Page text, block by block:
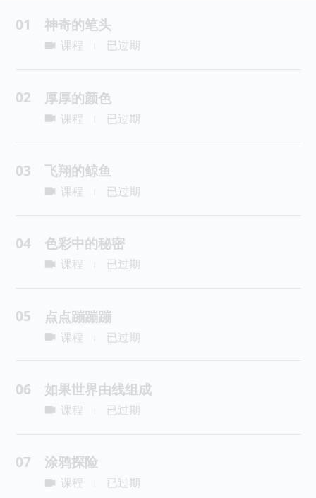
01 神奇的笔头
课程 已过期
02 厚厚的颜色
课程 已过期
03 飞翔的鲸鱼
课程 已过期
04 色彩中的秘密
课程 已过期
05 点点蹦蹦蹦
课程 已过期
06 如果世界由线组成
课程 已过期
07 涂鸦探险
课程 已过期